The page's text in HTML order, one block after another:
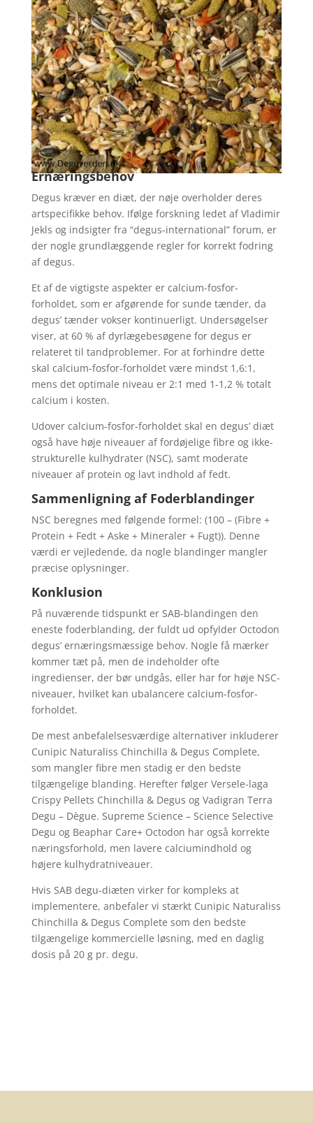
Ernæringsbehov
Degus kræver en diæt, der nøje overholder deres
artspecifikke behov. Ifølge forskning ledet af Vladimir
Jekls og indsigter fra “degus-international” forum, er
der nogle grundlæggende regler for korrekt fodring
af degus.
Et af de vigtigste aspekter er calcium-fosfor-
forholdet, som er afgørende for sunde tænder, da
degus’ tænder vokser kontinuerligt. Undersøgelser
viser, at 60 % af dyrlægebesøgene for degus er
relateret til tandproblemer. For at forhindre dette
skal calcium-fosfor-forholdet være mindst 1,6:1,
mens det optimale niveau er 2:1 med 1-1,2 % totalt
calcium i kosten.
Udover calcium-fosfor-forholdet skal en degus’ diæt
også have høje niveauer af fordøjelige fibre og ikke-
strukturelle kulhydrater (NSC), samt moderate
niveauer af protein og lavt indhold af fedt.
Sammenligning af Foderblandinger
NSC beregnes med følgende formel: (100 – (Fibre +
Protein + Fedt + Aske + Mineraler + Fugt)). Denne
værdi er vejledende, da nogle blandinger mangler
præcise oplysninger.
Konklusion
På nuværende tidspunkt er SAB-blandingen den
eneste foderblanding, der fuldt ud opfylder Octodon
degus’ ernæringsmæssige behov. Nogle få mærker
kommer tæt på, men de indeholder ofte
ingredienser, der bør undgås, eller har for høje NSC-
niveauer, hvilket kan ubalancere calcium-fosfor-
forholdet.
De mest anbefalelsesværdige alternativer inkluderer
Cunipic Naturaliss Chinchilla & Degus Complete,
som mangler fibre men stadig er den bedste
tilgængelige blanding. Herefter følger Versele-laga
Crispy Pellets Chinchilla & Degus og Vadigran Terra
Degu – Dègue. Supreme Science – Science Selective
Degu og Beaphar Care+ Octodon har også korrekte
næringsforhold, men lavere calciumindhold og
højere kulhydratniveauer.
Hvis SAB degu-diæten virker for kompleks at
implementere, anbefaler vi stærkt Cunipic Naturaliss
Chinchilla & Degus Complete som den bedste
tilgængelige kommercielle løsning, med en daglig
dosis på 20 g pr. degu.